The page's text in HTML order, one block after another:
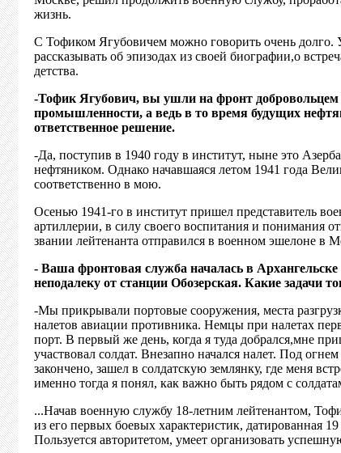
жизнь.
С Тофиком Ягубовичем можно говорить очень долго.
рассказывать об эпизодах из своей биографии,о
детства.
-Тофик Ягубович, вы ушли на фронт добровольцем
промышленности, а ведь в то время будущих
ответственное решение.
-Да, поступив в 1940 году в институт, ныне это
нефтяником. Однако начавшаяся летом 1941 года
соответственно в мою.
Осенью 1941-го в институт пришел представитель
артиллерии, в силу своего воспитания и понимания
звании лейтенанта отправился в военном эшелоне в
- Ваша фронтовая служба началась в
неподалеку от станции Обозерская. Какие задачи
-Мы прикрывали портовые сооружения, места
налетов авиации противника. Немцы при налетах
порт. В первый же день, когда я туда добрался,мне
участвовал солдат. Внезапно начался налет. Под
закончено, зашел в солдатскую землянку, где меня
именно тогда я понял, как важно быть рядом с
...Начав военную службу 18-летним лейтенантом,
из его первых боевых характеристик, датированная
Пользуется авторитетом, умеет организовать